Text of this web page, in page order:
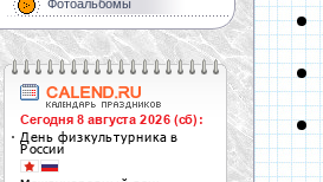
Фотоальбомы